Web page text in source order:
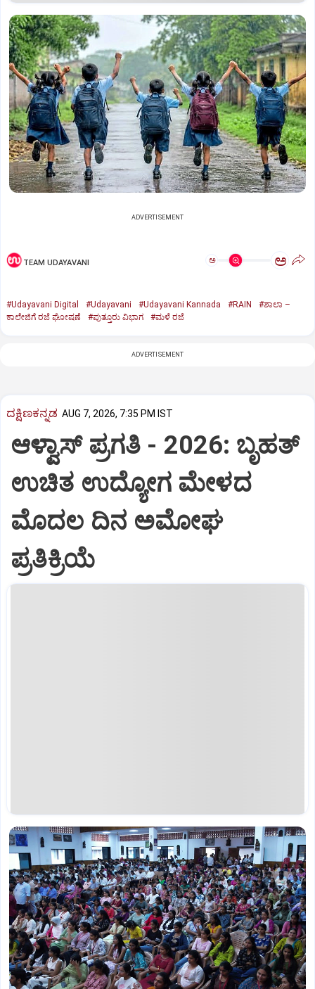
ADVERTISEMENT
TEAM UDAYAVANI ಅ ಅ
#Udayavani Digital #Udayavani #Udayavani Kannada #RAIN
#ಶಾಲಾ –
ಕಾಲೇಜಿಗೆ ರಜೆ ಘೋಷಣೆ
#ಪುತ್ತೂರು ವಿಭಾಗ #ಮಳೆ ರಜೆ
ADVERTISEMENT
ದಕ್ಷಿಣಕನ್ನಡ AUG 7, 2026, 7:35 PM IST
ಆಳ್ವಾಸ್‌ ಪ್ರಗತಿ - 2026: ಬೃಹತ್
ಉಚಿತ ಉದ್ಯೋಗ ಮೇಳದ
ಮೊದಲ ದಿನ ಅಮೋಘ
ಪ್ರತಿಕ್ರಿಯೆ